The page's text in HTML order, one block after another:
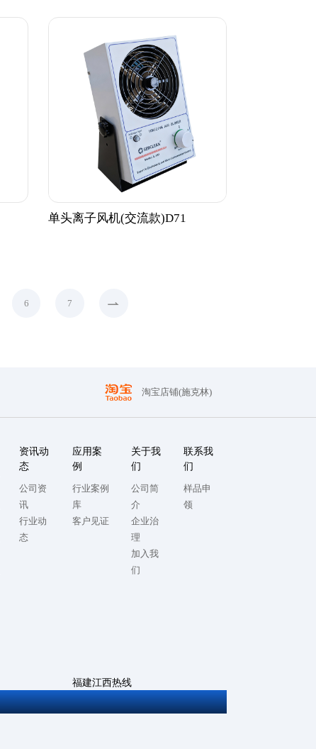
单头离子风机(交流款)D71
6 7
淘宝店铺(施克林)
资讯动
态
公司资
讯
行业动
态
应用案
例
行业案例
库
客户见证
关于我
们
公司简
介
企业治
理
加入我
们
联系我
们
样品申
领
福建江西热线
0592-5714982